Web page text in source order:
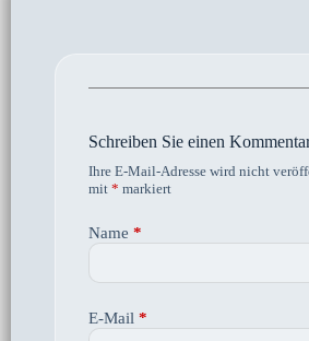
Schreiben Sie einen
Ihre E-Mail-Adresse wird nicht
mit * markiert
Name *
E-Mail *